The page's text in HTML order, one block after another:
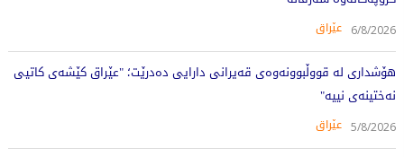
6/8/2026 عێراق
هۆشداری لە قووڵبوونەوەی قەیرانی دارایی دەدرێت؛ "عێراق کێشەی کاتیی
نەختینەی نییە"
5/8/2026 عێراق